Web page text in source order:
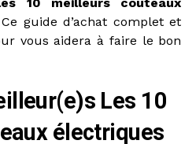
guide d’achat complet et
vous aidera à faire le bon
Les 10
électriques